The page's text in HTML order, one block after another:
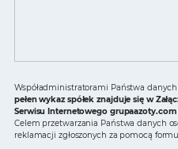
Współadministratorami Państwa danych
pełen wykaz spółek znajduje się w
Serwisu Internetowego
Celem przetwarzania Państwa danych
reklamacji zgłoszonych za pomocą